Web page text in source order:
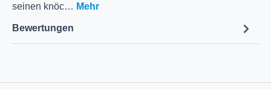
seinen knöc… Mehr
Bewertungen